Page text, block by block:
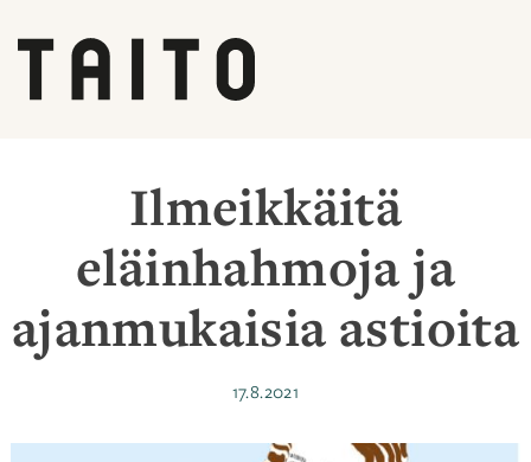
Ilmeikkäitä
eläinhahmoja ja
ajanmukaisia astioita
Julkaistu
17.8.2021